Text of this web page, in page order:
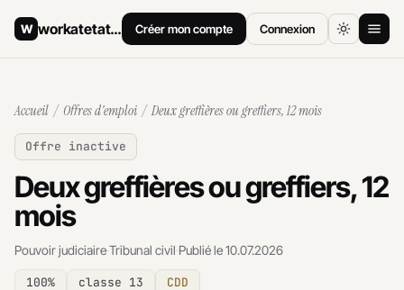
W workatetat
.ch Connexion
Créer mon compte
Salaires
Archives
Accueil / Offres d'emploi / Deux greffières ou greffiers, 12 mois
Offre inactive
Deux greffières ou greffiers, 12
mois
Pouvoir judiciaire·Tribunal civil·Publié le 10.07.2026
100% classe 13 CDD